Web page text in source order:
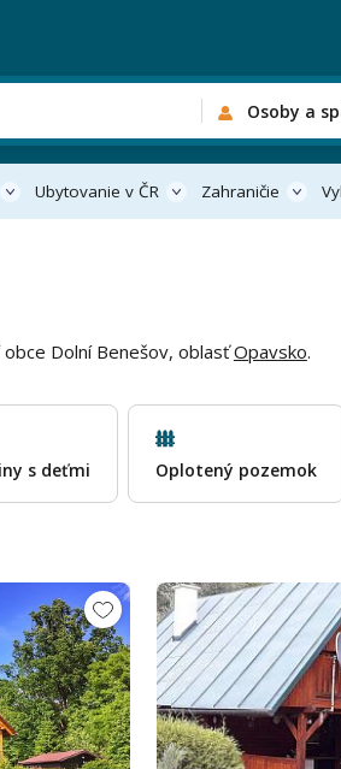
Osoby a
Ubytovanie v ČR Zahraničie
Dolní Benešov, oblasťOpavsko.
s deťmi Oplotený pozemok